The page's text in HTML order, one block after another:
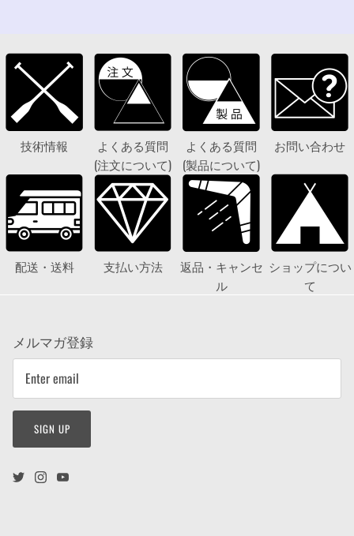
技術情報
よくある質問
(注文について)
よくある質問
(製品について)
お問い合わせ
配送・送料 支払い方法
返品・キャンセ
ル
ショップについ
て
メルマガ登録
SIGN UP